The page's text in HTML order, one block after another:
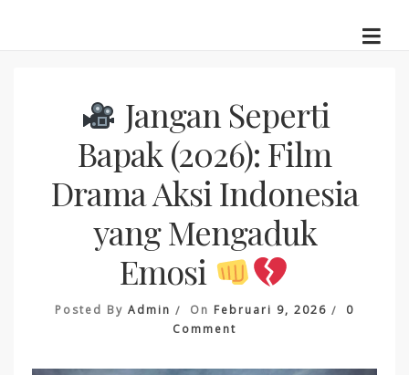
Jangan Seperti
Bapak (2026): Film
Drama Aksi Indonesia
yang Mengaduk
Emosi
Posted By Admin On Februari 9, 2026
0
Comment
Jangan